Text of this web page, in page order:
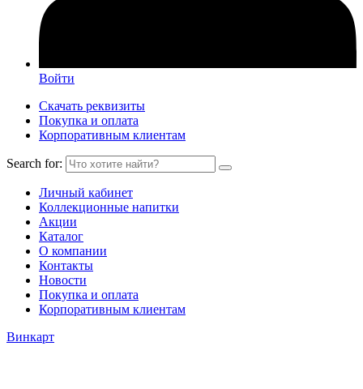
Войти
Скачать реквизиты
Покупка и оплата
Корпоративным клиентам
Search for:
Личный кабинет
Коллекционные напитки
Акции
Каталог
О компании
Контакты
Новости
Покупка и оплата
Корпоративным клиентам
Винкарт